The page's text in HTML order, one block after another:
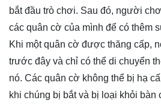
bắt đầu trò chơi. Sau đó, người
các quân cờ của mình để có thêm
Khi một quân cờ được thăng cấp,
trước đây và chỉ có thể di chuyển
nó. Các quân cờ không thể bị hạ
khi chúng bị bắt và bị loại khỏi bàn